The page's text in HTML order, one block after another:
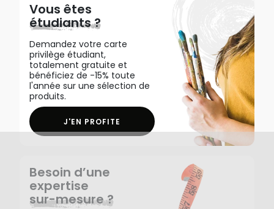
Vous êtes
étudiants ?
Demandez votre carte
privilège étudiant,
totalement gratuite et
bénéficiez de -15% toute
l'année sur une sélection de
produits.
J'EN PROFITE
Besoin d’une
expertise
sur-mesure ?